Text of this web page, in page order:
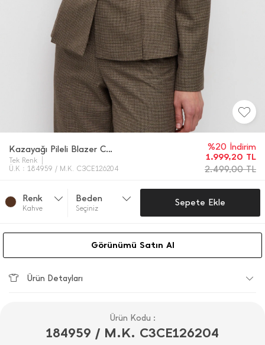
Kazayağı Pileli Blazer Ceket
Tek Renk
Ü.K : 184959 / M.K. C3CE126204
%20 İndirim
1.999,20 TL
2.499,00TL
Renk
Kahve
Beden
Seçiniz
Sepete Ekle
Görünümü Satın Al
Ürün Detayları
Ürün Kodu :
184959 / M.K. C3CE126204